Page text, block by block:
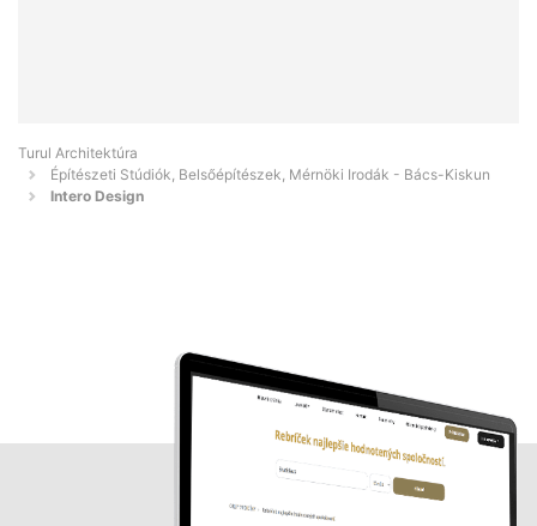
Turul Architektúra
Építészeti Stúdiók, Belsőépítészek, Mérnöki Irodák - Bács-Kiskun
Intero Design